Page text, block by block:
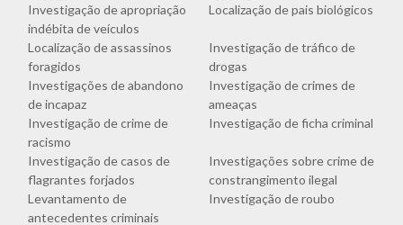
Investigação de apropriação
indébita de veículos
Localização de pais biológicos
Localização de assassinos
foragidos
Investigação de tráfico de
drogas
Investigações de abandono
de incapaz
Investigação de crimes de
ameaças
Investigação de crime de
racismo
Investigação de ficha criminal
Investigação de casos de
flagrantes forjados
Investigações sobre crime de
constrangimento ilegal
Levantamento de
antecedentes criminais
Investigação de roubo